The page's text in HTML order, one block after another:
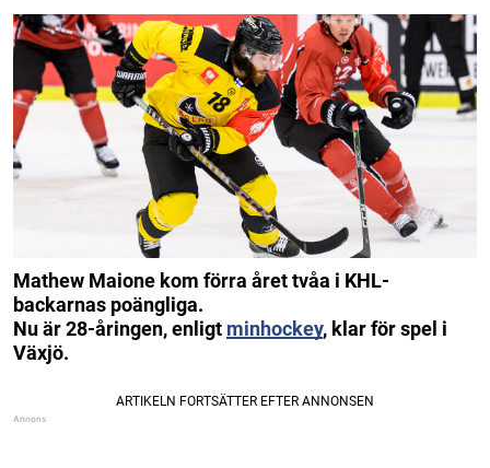
Mathew Maione kom förra året tvåa i KHL-
backarnas poängliga.
Nu är 28-åringen, enligt minhockey, klar för spel i
Växjö.